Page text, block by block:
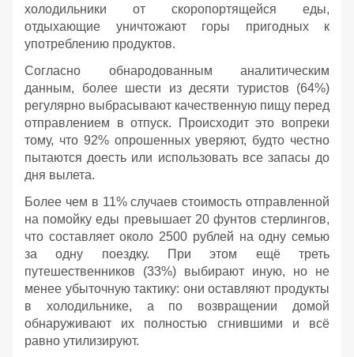
холодильники от скоропортящейся еды,
отдыхающие уничтожают горы пригодных к
употреблению продуктов.
Согласно обнародованным аналитическим
данным, более шести из десяти туристов (64%)
регулярно выбрасывают качественную пищу перед
отправлением в отпуск. Происходит это вопреки
тому, что 92% опрошенных уверяют, будто честно
пытаются доесть или использовать все запасы до
дня вылета.
Более чем в 11% случаев стоимость отправленной
на помойку еды превышает 20 фунтов стерлингов,
что составляет около 2500 рублей на одну семью
за одну поездку. При этом ещё треть
путешественников (33%) выбирают иную, но не
менее убыточную тактику: они оставляют продукты
в холодильнике, а по возвращении домой
обнаруживают их полностью сгнившими и всё
равно утилизируют.